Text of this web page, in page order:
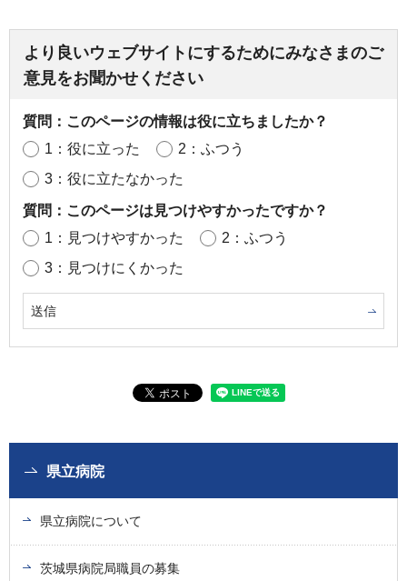
より良いウェブサイトにするためにみなさまのご
意見をお聞かせください
質問：このページの情報は役に立ちましたか？
1：役に立った
2：ふつう
3：役に立たなかった
質問：このページは見つけやすかったですか？
1：見つけやすかった
2：ふつう
3：見つけにくかった
県立病院
県立病院について
茨城県病院局職員の募集